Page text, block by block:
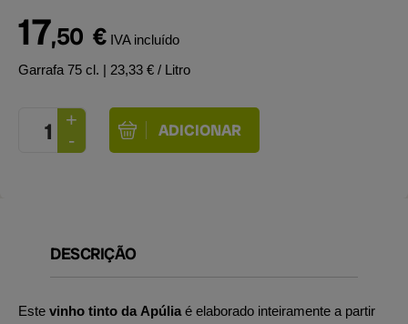
17,50 € IVA incluído
Garrafa 75 cl. | 23,33 € / Litro
DESCRIÇÃO
Este vinho tinto da Apúlia é elaborado inteiramente a partir